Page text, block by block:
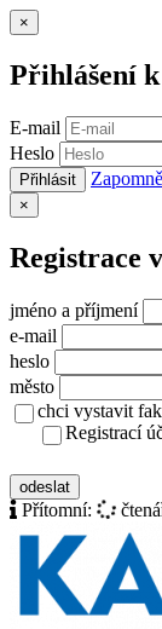
×
Přihlášení
E-mail
Heslo
Přihlásit
×
Registrace
jméno a příjmení
e-mail
heslo
město
chci vystavit
Registrací
odeslat
Přítomní: